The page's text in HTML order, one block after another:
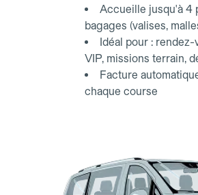
Accueille jusqu'à 4
bagages (valises,
Idéal pour :
VIP, missions terrain,
Facture
chaque course